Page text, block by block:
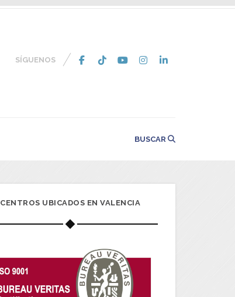
SÍGUENOS
BUSCAR
CENTROS UBICADOS EN VALENCIA